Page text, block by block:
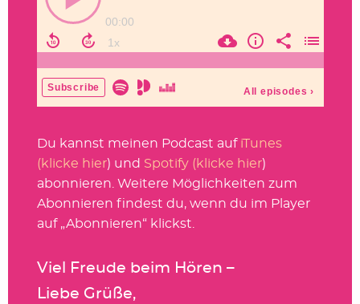
Du kannst meinen Podcast auf iTunes
(klicke hier) und Spotify (klicke hier)
abonnieren. Weitere Möglichkeiten zum
Abonnieren findest du, wenn du im Player
auf „Abonnieren“ klickst.
Viel Freude beim Hören –
Liebe Grüße,